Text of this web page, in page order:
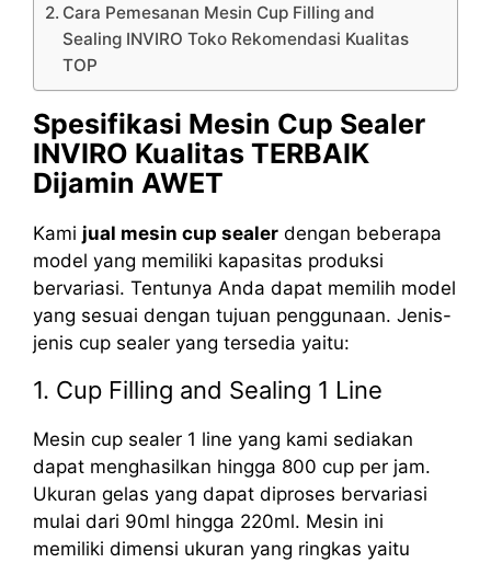
Cara Pemesanan Mesin Cup Filling and
Sealing INVIRO Toko Rekomendasi Kualitas
TOP
Spesifikasi Mesin Cup Sealer
INVIRO Kualitas TERBAIK
Dijamin AWET
Kami jual mesin cup sealer dengan beberapa
model yang memiliki kapasitas produksi
bervariasi. Tentunya Anda dapat memilih model
yang sesuai dengan tujuan penggunaan. Jenis-
jenis cup sealer yang tersedia yaitu:
1. Cup Filling and Sealing 1 Line
Mesin cup sealer 1 line yang kami sediakan
dapat menghasilkan hingga 800 cup per jam.
Ukuran gelas yang dapat diproses bervariasi
mulai dari 90ml hingga 220ml. Mesin ini
memiliki dimensi ukuran yang ringkas yaitu